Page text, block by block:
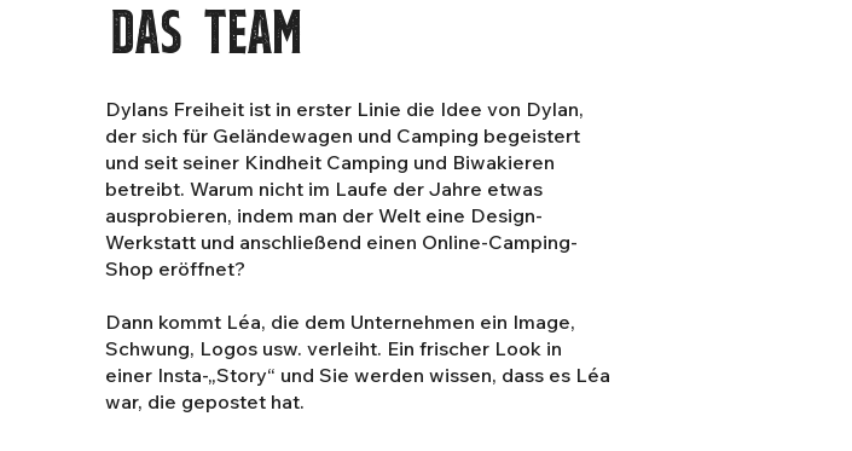
Das Team
Dylans Freiheit ist in erster Linie die Idee von Dylan,
der sich für Geländewagen und Camping begeistert
und seit seiner Kindheit Camping und Biwakieren
betreibt. Warum nicht im Laufe der Jahre etwas
ausprobieren, indem man der Welt eine Design-
Werkstatt und anschließend einen Online-Camping-
Shop eröffnet?
Dann kommt Léa, die dem Unternehmen ein Image,
Schwung, Logos usw. verleiht. Ein frischer Look in
einer Insta-„Story“ und Sie werden wissen, dass es Léa
war, die gepostet hat.